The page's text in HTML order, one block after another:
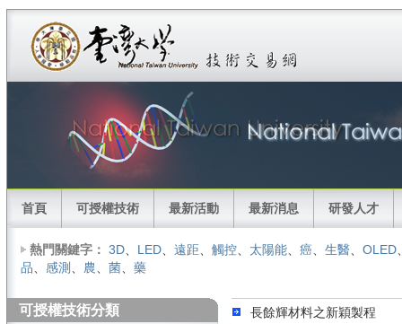
首頁 可授權技術 最新活動 最新消息 研發人才
熱門關鍵字： 3D、 LED、 遠距、 觸控、 太陽能、 癌、 生醫、 OLED
品、 感測 、 農、 菌、 藥
可授權技術分類 長餘輝材料之新穎製程